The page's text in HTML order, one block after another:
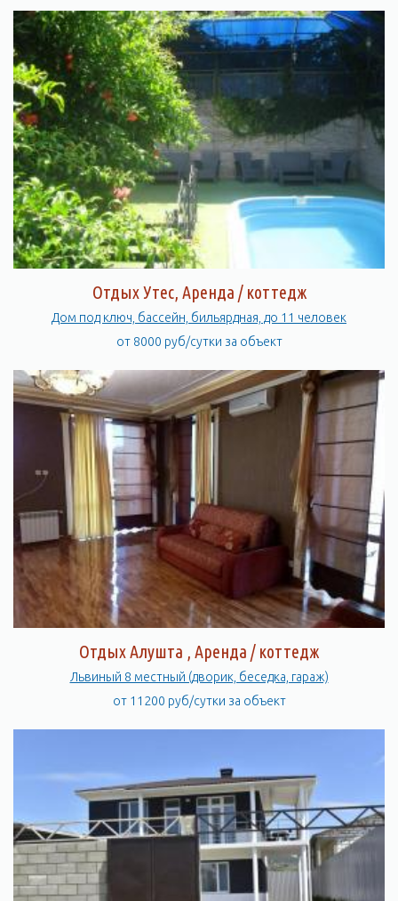
Отдых Утес, Аренда / коттедж
Дом под ключ, бассейн, бильярдная, до 11 человек
от 8000 руб/сутки за объект
Отдых Алушта , Аренда / коттедж
Львиный 8 местный (дворик, беседка, гараж)
от 11200 руб/сутки за объект